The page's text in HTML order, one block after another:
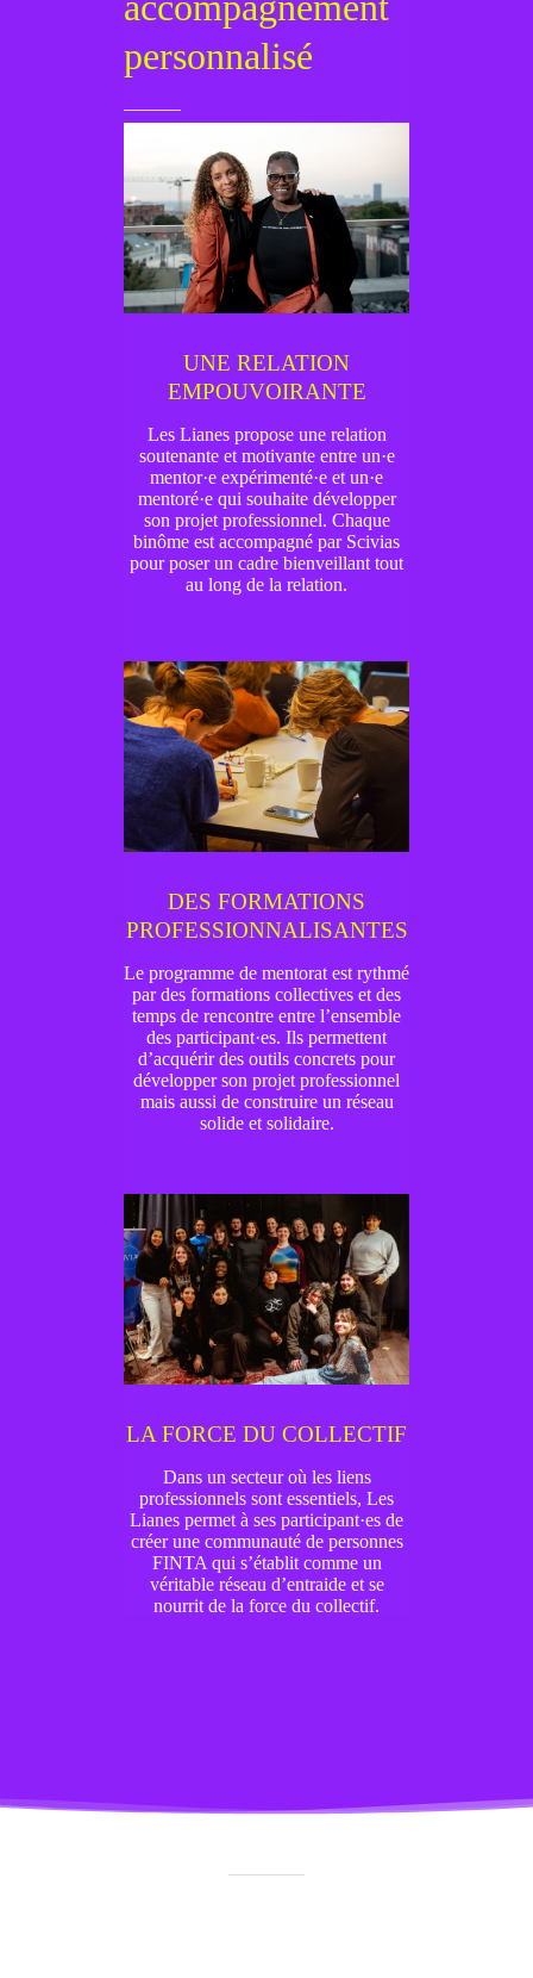
personnalisé
UNE RELATION
EMPOUVOIRANTE
Les Lianes propose une relation
soutenante et motivante entre un·e
mentor·e expérimenté·e et un·e
mentoré·e qui souhaite développer
son projet professionnel. Chaque
binôme est accompagné par Scivias
pour poser un cadre bienveillant tout
au long de la relation.
DES FORMATIONS
PROFESSIONNALISANTES
Le programme de mentorat est rythmé
par des formations collectives et des
temps de rencontre entre l’ensemble
des participant·es. Ils permettent
d’acquérir des outils concrets pour
développer son projet professionnel
mais aussi de construire un réseau
solide et solidaire.
LA FORCE DU COLLECTIF
Dans un secteur où les liens
professionnels sont essentiels, Les
Lianes permet à ses participant·es de
créer une communauté de personnes
FINTA qui s’établit comme un
véritable réseau d’entraide et se
nourrit de la force du collectif.